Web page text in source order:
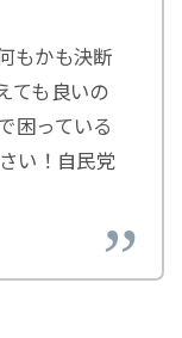
もかも決断
ても良いの
困っている
い！自民党